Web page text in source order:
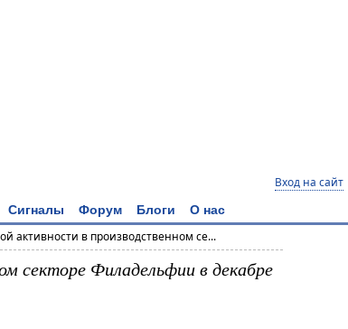
Вход на сайт
Сигналы Форум Блоги О нас
активности в производственном се...
секторе Филадельфии в декабре